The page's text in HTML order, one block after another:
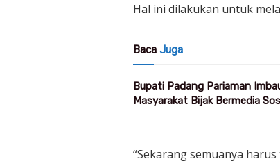
Hal ini dilakukan untuk
Baca Juga
Bupati Padang Pariaman
Masyarakat Bijak Bermedia
“Sekarang semuanya